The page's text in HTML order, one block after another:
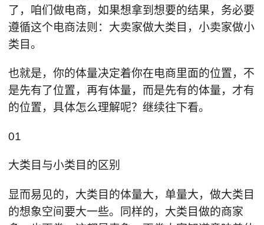
了，咱们做电商，如果想拿到想要的结果，务必要
遵循这个电商法则：大卖家做大类目，小卖家做小
类目。
也就是，你的体量决定着你在电商里面的位置，不
是先有了位置，再有体量，而是先有的体量，才有
的位置，具体怎么理解呢？继续往下看。
01
大类目与小类目的区别
显而易见的，大类目的体量大，单量大，做大类目
的想象空间要大一些。同样的，大类目做的商家